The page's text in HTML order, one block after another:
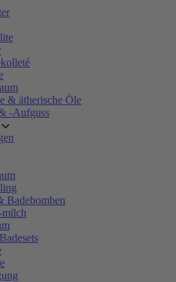
& ätherische Öle
-Aufguss
Badebomben